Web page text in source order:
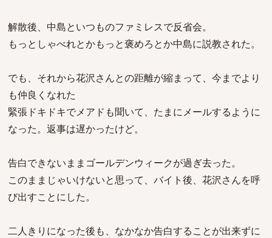
解散後、中島といつものファミレスで反省会。
もっとしゃべれとかもっと褒めろとか中島に説教された。
でも、それから花沢さんとの距離が縮まって、今までより
も仲良くなれた
緊張ドキドキでメアドも聞いて、たまにメールするように
なった。返事は遅かったけど。
告白できないままゴールデンウィークが過ぎ去った。
このままじゃいけないと思って、バイト後、花沢さんを呼
び出すことにした。
二人きりになった後も、なかなか告白することが出来ずに